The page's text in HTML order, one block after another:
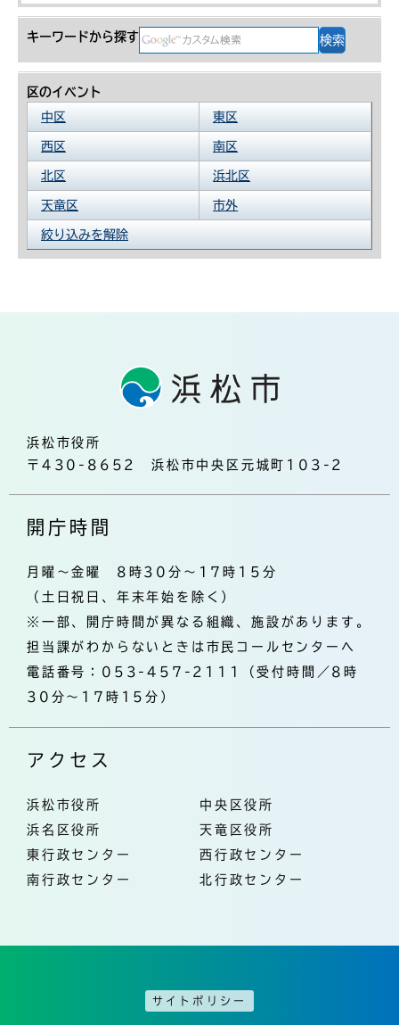
キーワードから探す
区のイベント
中区
東区
西区 南区
北区 浜北区
天竜区 市外
絞り込みを解除
浜松市役所
〒430-8652 浜松市中央区元城町103-2
開庁時間
月曜～金曜 8時30分～17時15分
（土日祝日、年末年始を除く）
※一部、開庁時間が異なる組織、施設があります。
担当課がわからないときは市民コールセンターへ
電話番号：053-457-2111（受付時間／8時
30分～17時15分）
アクセス
浜松市役所
中央区役所
浜名区役所
天竜区役所
東行政センター
西行政センター
南行政センター
北行政センター
サイトポリシー